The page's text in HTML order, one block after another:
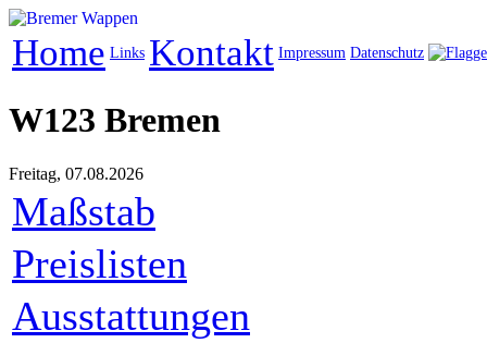
Home Links Kontakt Impressum Datenschutz
W123 Bremen
Freitag, 07.08.2026
Maßstab
Preislisten
Ausstattungen